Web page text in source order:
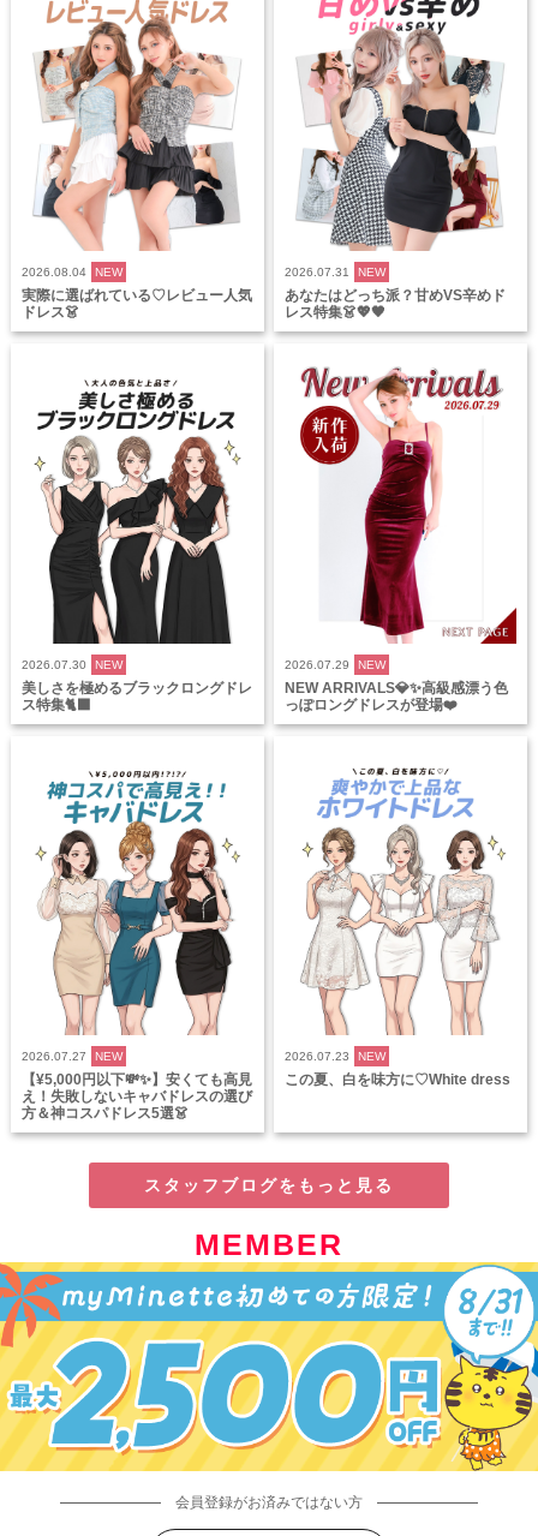
2026.08.04 NEW
実際に選ばれている♡レビュー人気
ドレス👗
2026.07.31 NEW
あなたはどっち派？甘めVS辛めド
レス特集👗💖🖤
2026.07.30 NEW
美しさを極めるブラックロングドレ
ス特集🐈‍⬛
2026.07.29 NEW
NEW ARRIVALS💎✨高級感漂う色
っぽロングドレスが登場❤️
2026.07.27 NEW
【¥5,000円以下💸✨】安くても高見
え！失敗しないキャバドレスの選び
方＆神コスパドレス5選👗
2026.07.23 NEW
この夏、白を味方に♡White dress
スタッフブログをもっと見る
MEMBER
会員登録がお済みではない方